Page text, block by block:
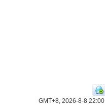
GMT+8, 2026-8-8 22:00